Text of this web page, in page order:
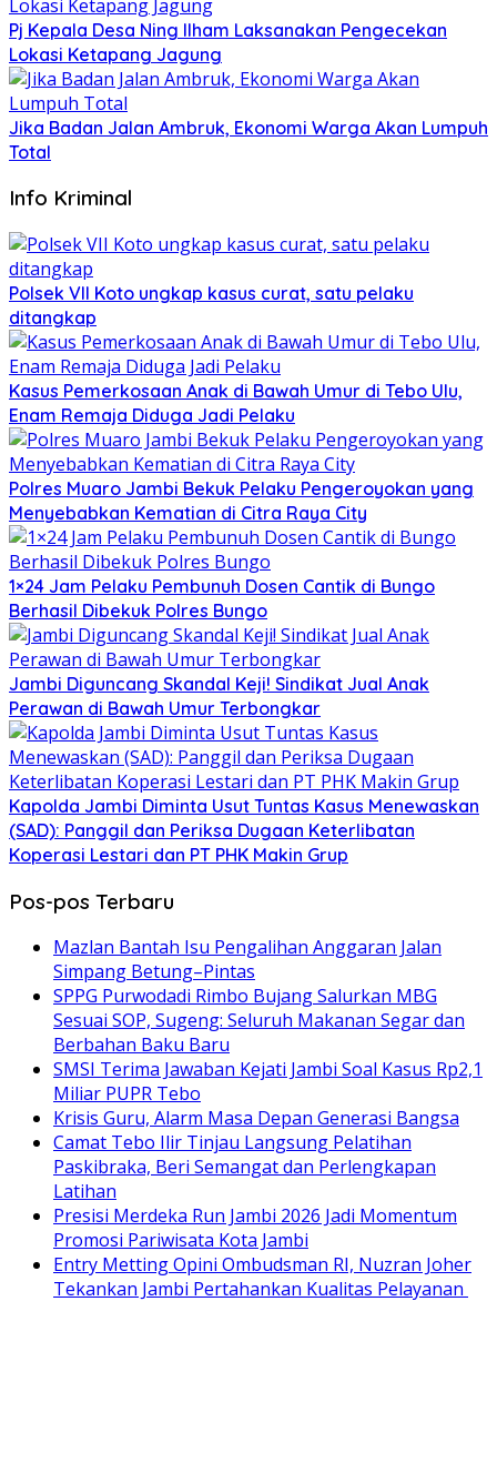
Pj Kepala Desa Ning Ilham Laksanakan Pengecekan
Lokasi Ketapang Jagung
Jika Badan Jalan Ambruk, Ekonomi Warga Akan Lumpuh
Total
Info Kriminal
Polsek VII Koto ungkap kasus curat, satu pelaku
ditangkap
Kasus Pemerkosaan Anak di Bawah Umur di Tebo Ulu,
Enam Remaja Diduga Jadi Pelaku
Polres Muaro Jambi Bekuk Pelaku Pengeroyokan yang
Menyebabkan Kematian di Citra Raya City
1×24 Jam Pelaku Pembunuh Dosen Cantik di Bungo
Berhasil Dibekuk Polres Bungo
Jambi Diguncang Skandal Keji! Sindikat Jual Anak
Perawan di Bawah Umur Terbongkar
Kapolda Jambi Diminta Usut Tuntas Kasus Menewaskan
(SAD): Panggil dan Periksa Dugaan Keterlibatan
Koperasi Lestari dan PT PHK Makin Grup
Pos-pos Terbaru
Mazlan Bantah Isu Pengalihan Anggaran Jalan
Simpang Betung–Pintas
SPPG Purwodadi Rimbo Bujang Salurkan MBG
Sesuai SOP, Sugeng: Seluruh Makanan Segar dan
Berbahan Baku Baru
SMSI Terima Jawaban Kejati Jambi Soal Kasus Rp2,1
Miliar PUPR Tebo
Krisis Guru, Alarm Masa Depan Generasi Bangsa
Camat Tebo Ilir Tinjau Langsung Pelatihan
Paskibraka, Beri Semangat dan Perlengkapan
Latihan
Presisi Merdeka Run Jambi 2026 Jadi Momentum
Promosi Pariwisata Kota Jambi
Entry Metting Opini Ombudsman RI, Nuzran Joher
Tekankan Jambi Pertahankan Kualitas Pelayanan